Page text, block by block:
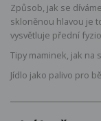
Způsob, jak se
skloněnou hlavou je
vysvětluje přední
Tipy maminek, jak na
Jídlo jako palivo pro